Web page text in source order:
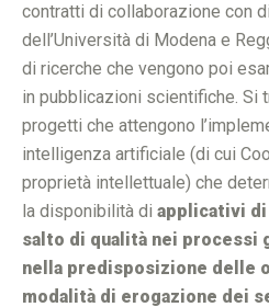
contratti di collaborazione con
dell’Università di Modena e
di ricerche che vengono poi
in pubblicazioni scientifiche. Si
progetti che attengono
intelligenza artificiale (di cui
proprietà intellettuale) che
la disponibilità di applicativi di
salto di qualità nei processi
nella predisposizione delle
modalità di erogazione dei